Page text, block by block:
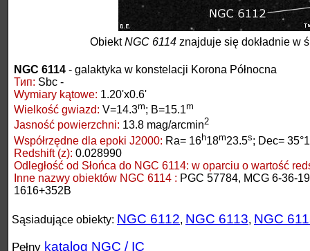
ObiektNGC 6114 znajduje się dokładnie w
NGC 6114 - galaktyka w konstelacji Korona Północna
Тип: Sbc -
Wymiary kątowe: 1.20'x0.6'
Wielkość gwiazd: V=14.3m; B=15.1m
Jasność powierzchni: 13.8 mag/arcmin2
Współrzędne dla epoki J2000: Ra= 16h18m23.5s; Dec=
Redshift (z): 0.028990
Odległość od Słońca do NGC 6114: w oparciu o wartość
Inne nazwy obiektów NGC 6114 : PGC 57784, MCG 6-36-
1616+352B
Sąsiadujące obiekty: NGC 6112, NGC 6113, NGC
Pełny katalog NGC / IC